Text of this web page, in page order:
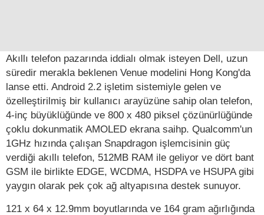
Akıllı telefon pazarında iddialı olmak isteyen Dell, uzun
süredir merakla beklenen Venue modelini Hong Kong'da
lanse etti. Android 2.2 işletim sistemiyle gelen ve
özelleştirilmiş bir kullanıcı arayüzüne sahip olan telefon,
4-inç büyüklüğünde ve 800 x 480 piksel çözünürlüğünde
çoklu dokunmatik AMOLED ekrana saihp. Qualcomm'un
1GHz hızında çalışan Snapdragon işlemcisinin güç
verdiği akıllı telefon, 512MB RAM ile geliyor ve dört bant
GSM ile birlikte EDGE, WCDMA, HSDPA ve HSUPA gibi
yaygın olarak pek çok ağ altyapısına destek sunuyor.
121 x 64 x 12.9mm boyutlarında ve 164 gram ağırlığında